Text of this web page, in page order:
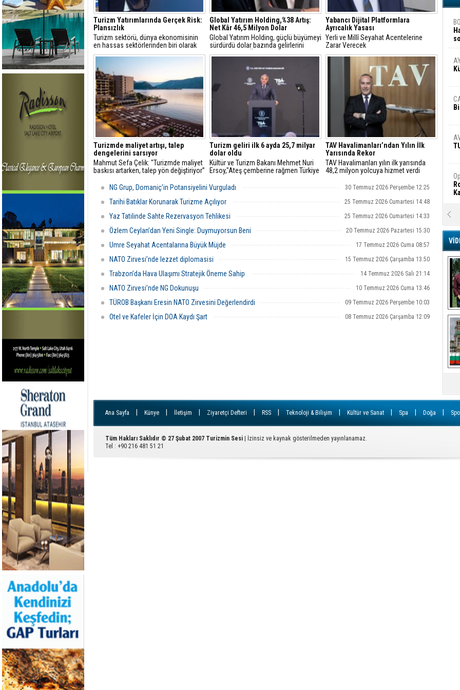
Turizm Yatırımlarında Gerçek Risk:
Plansızlık
Turizm sektörü, dünya ekonomisinin
en hassas sektörlerinden biri olarak
görülür
Global Yatırım Holding,%38 Artış:
Net Kâr 46,5 Milyon Dolar
Global Yatırım Holding, güçlü büyümeyi
sürdürdü dolar bazında gelirlerini
yüzde 18, FAVÖK’ünü yüzde 21 artırdı
Yabancı Dijital Platformlara
Ayrıcalık Yasası
Yerli ve Millî Seyahat Acentelerine
Zarar Verecek
Turizmde maliyet artışı, talep
dengelerini sarsıyor
Mahmut Sefa Çelik: "Turizmde maliyet
baskısı artarken, talep yön değiştiriyor”
Turizm geliri ilk 6 ayda 25,7 milyar
dolar oldu
Kültür ve Turizm Bakanı Mehmet Nuri
Ersoy,"Ateş çemberine rağmen Türkiye
TAV Havalimanları’ndan Yılın İlk
Yarısında Rekor
TAV Havalimanları yılın ilk yarısında
48,2 milyon yolcuya hizmet verdi
NG Grup, Domaniç’in Potansiyelini Vurguladı 30 Temmuz 2026 Perşembe 12:25
Tarihi Batıklar Korunarak Turizme Açılıyor 25 Temmuz 2026 Cumartesi 14:48
Yaz Tatilinde Sahte Rezervasyon Tehlikesi 25 Temmuz 2026 Cumartesi 14:33
Özlem Ceylan’dan Yeni Single: Duymuyorsun Beni 20 Temmuz 2026 Pazartesi 15:30
Umre Seyahat Acentalarına Büyük Müjde 17 Temmuz 2026 Cuma 08:57
NATO Zirvesi’nde lezzet diplomasisi 15 Temmuz 2026 Çarşamba 13:50
Trabzon’da Hava Ulaşımı Stratejik Öneme Sahip 14 Temmuz 2026 Salı 21:14
NATO Zirvesi’nde NG Dokunuşu 10 Temmuz 2026 Cuma 13:46
TÜROB Başkanı Eresin NATO Zirvesini Değerlendirdi 09 Temmuz 2026 Perşembe 10:03
Otel ve Kafeler İçin DOA Kaydı Şart 08 Temmuz 2026 Çarşamba 12:09
Ana Sayfa Künye İletişim Ziyaretçi Defteri RSS Teknoloji & Bilişim Kültür ve Sanat Spa Doğa
Tüm Hakları Saklıdır © 27 Şubat 2007 Turizmin Sesi | İzinsiz ve kaynak gösterilmeden yayınlanamaz.
Tel : +90 216 481 51 21